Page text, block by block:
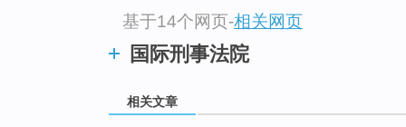
基于14个网页-相关网页
国际刑事法院
相关文章